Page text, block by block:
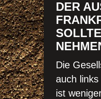
DER
Die
auch
ist